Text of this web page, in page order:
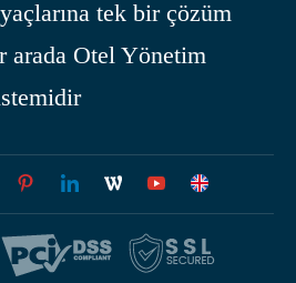
tek bir çözüm
arada Otel Yönetim